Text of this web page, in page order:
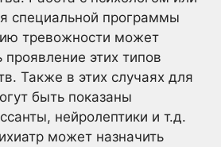
специальной программы
тревожности может
этих типов
Также в этих случаях для
быть показаны
нейролептики и т.д.
может назначить